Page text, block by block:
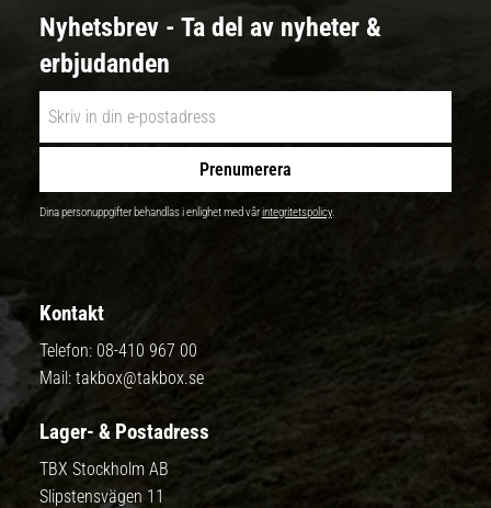
Nyhetsbrev - Ta del av nyheter &
erbjudanden
Prenumerera
Dina personuppgifter behandlas i enlighet med vårintegritetspolicy.
Kontakt
Telefon: 08-410 967 00
Mail: takbox@takbox.se
Lager- & Postadress
TBX Stockholm AB
Slipstensvägen 11